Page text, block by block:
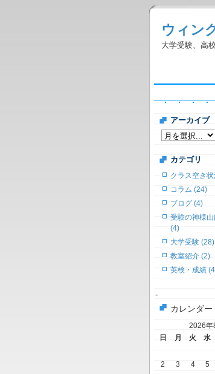
ウィン
大学受験、高
アーカイブ
カテゴリ
クラス空き
コラム (24)
ブログ (4)
受験の神様
(4)
大学受験 (28)
教室紹介 (2)
英検・成績
-
カレンダー
2026年
日
月 火 水
2
3 4 5